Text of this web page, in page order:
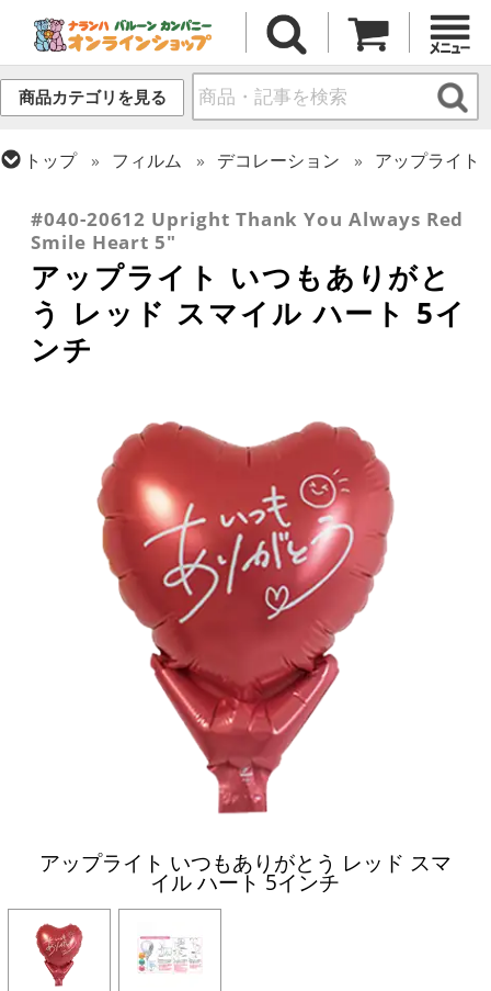
商品カテゴリを見る
トップ フィルム デコレーション
アップライト
#040-20612 Upright Thank You Always Red
Smile Heart 5"
アップライト いつもありがと
う レッド スマイル ハート 5イ
ンチ
アップライト いつもありがとう レッド スマ
イル ハート 5インチ